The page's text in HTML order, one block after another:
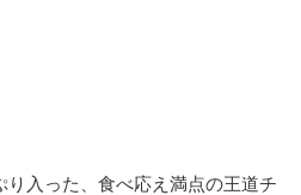
り入った、食べ応え満点の王道チ